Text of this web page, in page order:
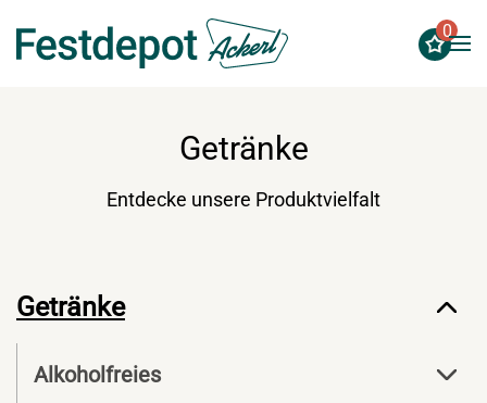
Zum Hauptinhalt springen
0
Getränke
Entdecke unsere Produktvielfalt
Getränke
Alkoholfreies